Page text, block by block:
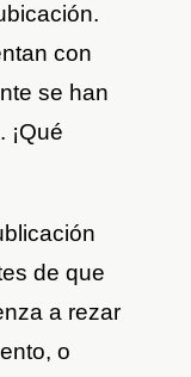
con
se han
¡Qué
de que
a rezar
o